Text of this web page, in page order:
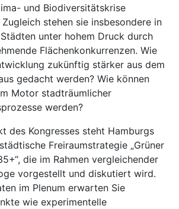
und Biodiversitätskrise
stehen sie insbesondere in
unter hohem Druck durch
Flächenkonkurrenzen. Wie
zukünftig stärker aus dem
gedacht werden? Wie können
Motor stadträumlicher
werden?
des Kongresses steht Hamburgs
Freiraumstrategie „Grüner
die im Rahmen vergleichender
vorgestellt und diskutiert wird.
im Plenum erwarten Sie
wie experimentelle